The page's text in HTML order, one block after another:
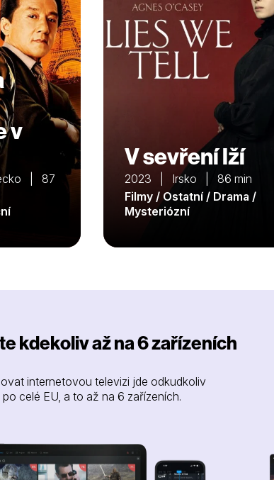
v
| 87
V sevření lží
2023 | Irsko | 86 min
Filmy / Ostatní / Drama /
Mysteriózní
kdekoliv až na 6 zařízeních
internetovou televizi jde odkudkoliv
po celé EU, a to až na 6 zařízeních.